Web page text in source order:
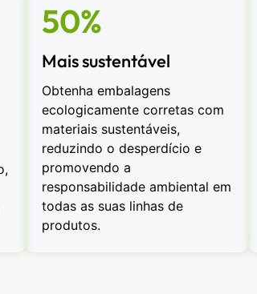
50%
Mais sustentável
Obtenha embalagens
ecologicamente corretas com
materiais sustentáveis,
reduzindo o desperdício e
promovendo a
responsabilidade ambiental em
todas as suas linhas de
produtos.